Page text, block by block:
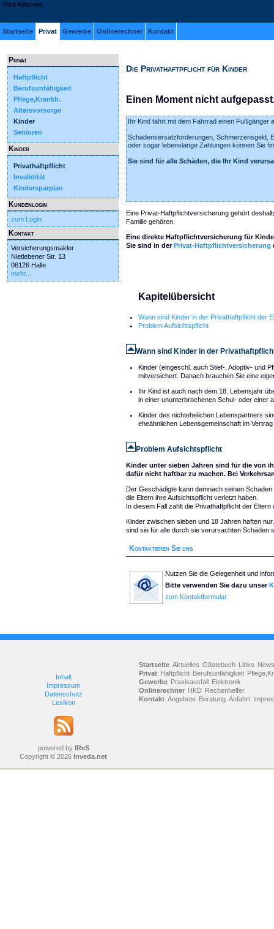
Uwe Kircheis
Startseite Privat Gewerbe Onlinerechner Kontakt
Privat
Haftpflicht
Berufsunfähigkeit
Pflege,Krankh.
Altersvorsorge
Kinder
Senioren
Kinder
Privathaftpflicht
Invalidität
Kindersparplan
Kundenlogin
zum Login
Kontakt
Versicherungsmakler
Nietlebener Str. 13
06126 Halle
mehr...
Die Privathaftpflicht für Kinder
Einen Moment nicht
Ihr Kind fährt mit dem Fahrrad einen Fußgänger
Schadensersatzforderungen, Schmerzensgeld,
oder sogar lebenslange Zahlungen können Sie
Sie sind für alle Schäden, die Ihr Kind
Eine Privat-Haftpflichtversicherung gehört
Familie gehören.
Eine direkte Haftpflichtversicherung für
Sie sind in derPrivat-Haftpflichtversicherung
Kapitelübersicht
Wann sind Kinder in der Privathaftpflicht der
Problem Aufsichtspflicht
Wann sind Kinder in der
Kinder (eingeschl. auch Stief-, Adoptiv- und
mitversichert. Danach brauchen Sie eine
Ihr Kind ist auch nach dem 18. Lebensjahr
in einer ununterbrochenen Schul- oder einer
Kinder des nichtehelichen Lebenspartners
eheähnlichen Lebensgemeinschaft im
Problem Aufsichtspflicht
Kinder unter sieben Jahren sind für die von
dafür nicht haftbar zu machen. Bei
Der Geschädigte kann demnach seinen
die Eltern ihre Aufsichtspflicht verletzt haben.
In diesem Fall zahlt die Privathaftpflicht der
Kinder zwischen sieben und 18 Jahren haften
sind sie für alle durch sie verursachten Schäden
Kontaktieren Sie uns
Nutzen Sie die Gelegenheit und
Bitte verwenden Sie dazu unser
zum Kontaktformular
Inhalt
Impressum
Datenschutz
Lexikon
powered by IReS
Copyright © 2026 Inveda.net
Startseite Aktuelles Gästebuch Links News
Privat Haftpflicht Berufsunfähigkeit
Gewerbe Praxisausfall Elektronik
Onlinerechner HKD Rechenhelfer
Kontakt Angebote Beratung Anfahrt